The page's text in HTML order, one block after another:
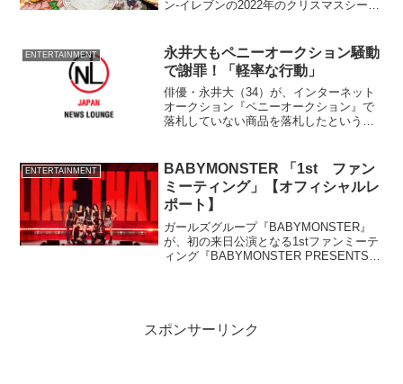
ン-イレブンの2022年のクリスマスシーズ
ともにスタートし、新...
ENTERTAINMENT
永井大もペニーオークション騒動
で謝罪！「軽率な行動」
俳優・永井大（34）が、インターネット
オークション『ペニーオークション』で
落札していない商品を落札したというこ
てお詫びした。 永井は2010年12月22日
の自身のオフ...
ENTERTAINMENT
BABYMONSTER 「1st ファン
ミーティング」【オフィシャルレ
ポート】
ガールズグループ『BABYMONSTER』
が、初の来日公演となる1stファンミーテ
ィング『BABYMONSTER PRESENTS：
スポンサーリンク